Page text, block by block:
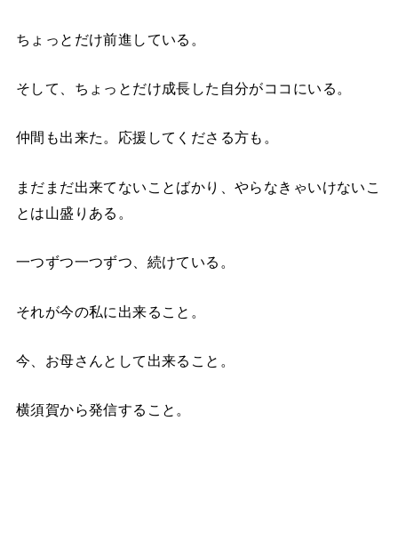
ちょっとだけ前進している。
そして、ちょっとだけ成長した自分がココにいる。
仲間も出来た。応援してくださる方も。
まだまだ出来てないことばかり、やらなきゃいけないこ
とは山盛りある。
一つずつ一つずつ、続けている。
それが今の私に出来ること。
今、お母さんとして出来ること。
横須賀から発信すること。